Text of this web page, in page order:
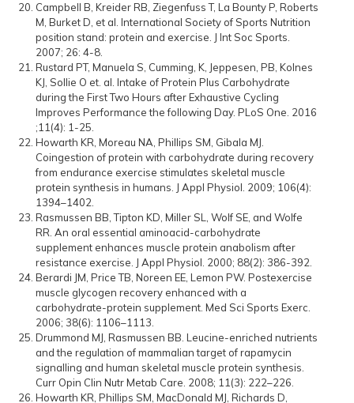
Campbell B, Kreider RB, Ziegenfuss T, La Bounty P, Roberts
M, Burket D, et al. International Society of Sports Nutrition
position stand: protein and exercise. J Int Soc Sports.
2007; 26: 4-8.
Rustard PT, Manuela S, Cumming, K, Jeppesen, PB, Kolnes
KJ, Sollie O et. al. Intake of Protein Plus Carbohydrate
during the First Two Hours after Exhaustive Cycling
Improves Performance the following Day. PLoS One. 2016
;11(4): 1-25.
Howarth KR, Moreau NA, Phillips SM, Gibala MJ.
Coingestion of protein with carbohydrate during recovery
from endurance exercise stimulates skeletal muscle
protein synthesis in humans. J Appl Physiol. 2009; 106(4):
1394–1402.
Rasmussen BB, Tipton KD, Miller SL, Wolf SE, and Wolfe
RR. An oral essential aminoacid-carbohydrate
supplement enhances muscle protein anabolism after
resistance exercise. J Appl Physiol. 2000; 88(2): 386-392.
Berardi JM, Price TB, Noreen EE, Lemon PW. Postexercise
muscle glycogen recovery enhanced with a
carbohydrate-protein supplement. Med Sci Sports Exerc.
2006; 38(6): 1106–1113.
Drummond MJ, Rasmussen BB. Leucine-enriched nutrients
and the regulation of mammalian target of rapamycin
signalling and human skeletal muscle protein synthesis.
Curr Opin Clin Nutr Metab Care. 2008; 11(3): 222–226.
Howarth KR, Phillips SM, MacDonald MJ, Richards D,